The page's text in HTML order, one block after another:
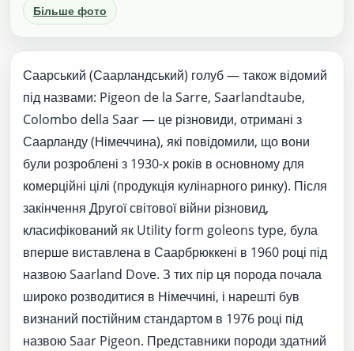
Більше фото
Саарський (Саарландський) голуб — також відомий
під назвами: Pigeon de la Sarre, Saarlandtaube,
Colombo della Saar — це різновиди, отримані з
Саарланду (Німеччина), які повідомили, що вони
були розроблені з 1930-х років в основному для
комерційні цілі (продукція кулінарного ринку). Після
закінчення Другої світової війни різновид,
класифікований як Utility form goleons type, була
вперше виставлена в Саарбрюккені в 1960 році під
назвою Saarland Dove. З тих пір ця порода почала
широко розводитися в Німеччині, і нарешті був
визнаний постійним стандартом в 1976 році під
назвою Saar Pigeon. Представники породи здатний